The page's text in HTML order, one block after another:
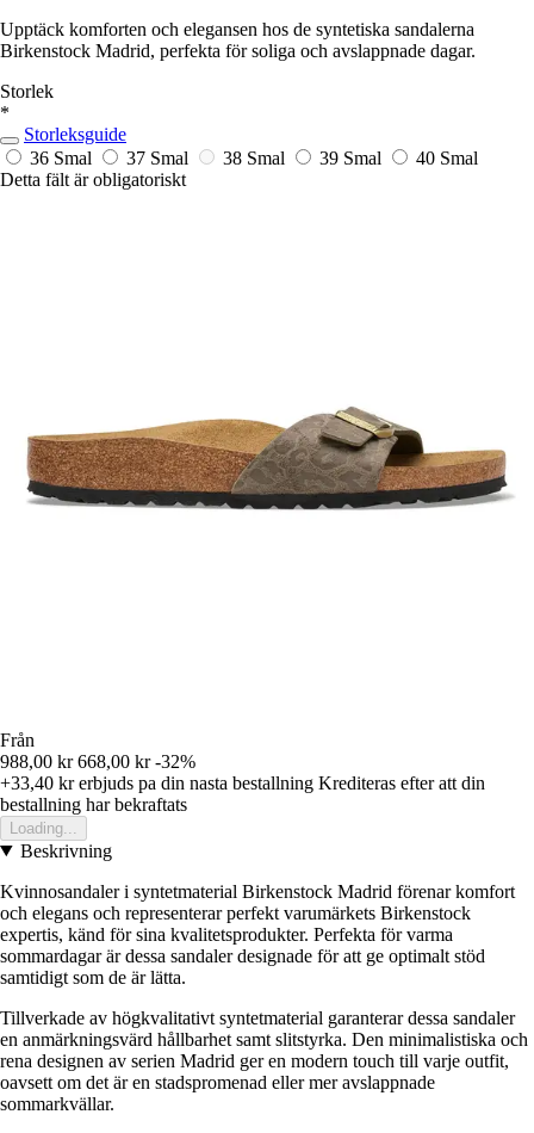
Upptäck komforten och elegansen hos de syntetiska sandalerna
Birkenstock Madrid, perfekta för soliga och avslappnade dagar.
Storlek
*
Storleksguide
36 Smal
37 Smal 38 Smal 39 Smal
40 Smal
Detta fält är obligatoriskt
Från
988,00 kr 668,00 kr -32%
+33,40 krerbjuds pa din nasta bestallning Krediteras efter att din
bestallning har bekraftats
Loading...
Beskrivning
Kvinnosandaler i syntetmaterial Birkenstock Madrid förenar komfort
och elegans och representerar perfekt varumärkets Birkenstock
expertis, känd för sina kvalitetsprodukter. Perfekta för varma
sommardagar är dessa sandaler designade för att ge optimalt stöd
samtidigt som de är lätta.
Tillverkade av högkvalitativt syntetmaterial garanterar dessa sandaler
en anmärkningsvärd hållbarhet samt slitstyrka. Den minimalistiska och
rena designen av serien Madrid ger en modern touch till varje outfit,
oavsett om det är en stadspromenad eller mer avslappnade
sommarkvällar.